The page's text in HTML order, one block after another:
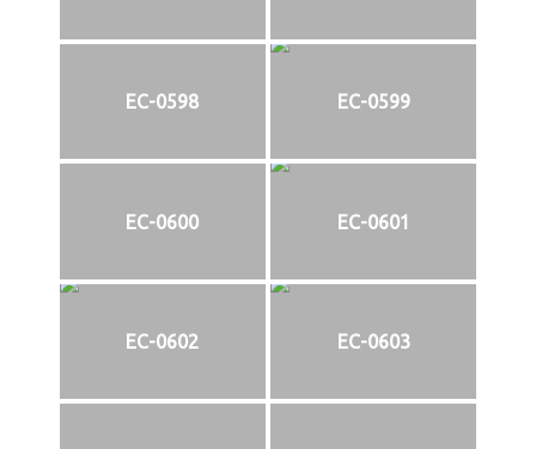
EC-0598 EC-0599
EC-0600 EC-0601
EC-0602 EC-0603